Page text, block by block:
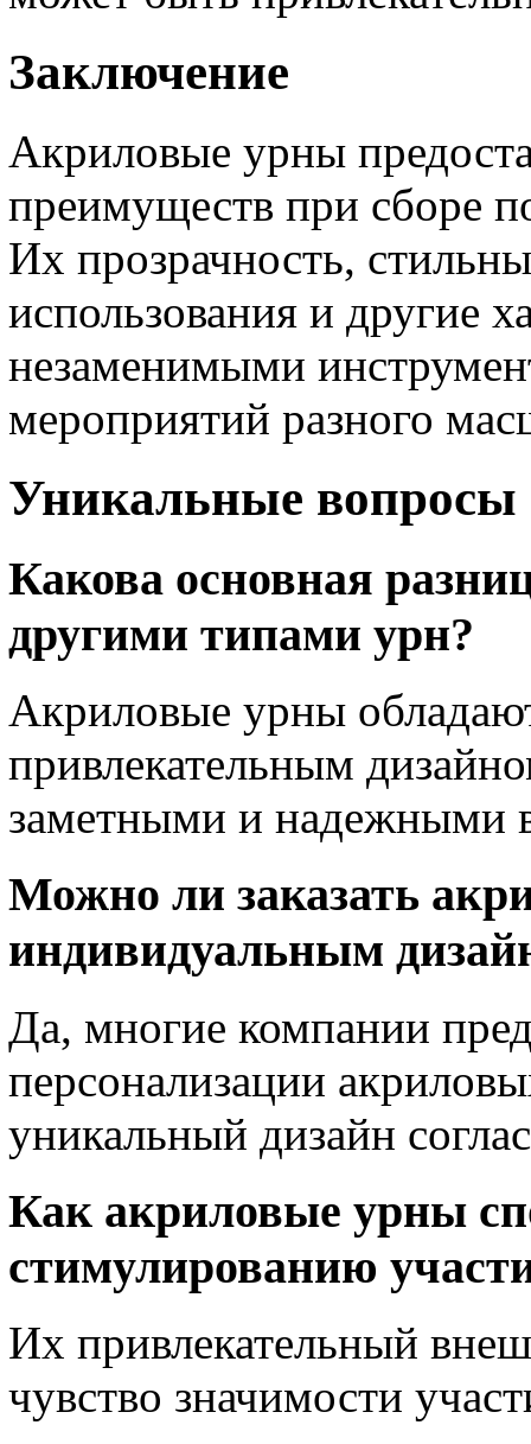
Заключение
Акриловые урны
преимуществ при сборе
Их прозрачность,
использования и другие
незаменимыми
мероприятий разного
Уникальные вопросы
Какова основная
другими типами урн?
Акриловые урны
привлекательным
заметными и надежными
Можно ли заказать
индивидуальным
Да, многие компании
персонализации
уникальный дизайн
Как акриловые урны
стимулированию
Их привлекательный
чувство значимости